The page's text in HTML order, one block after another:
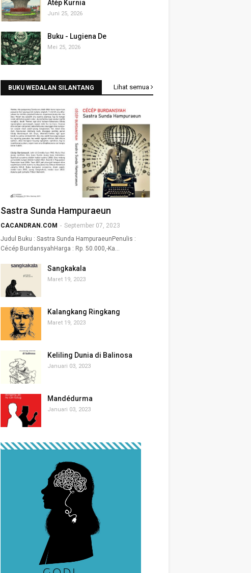
Atép Kurnia
Juni 25, 2026
Buku - Lugiena De
Mei 25, 2026
BUKU WEDALAN SILANTANG Lihat semua
Sastra Sunda Hampuraeun
CACANDRAN.COM - September 07, 2023
Judul Buku : Sastra Sunda HampuraeunPenulis :
Cécép BurdansyahHarga : Rp. 50.000,-Ka…
Sangkakala
Maret 19, 2023
Kalangkang Ringkang
Maret 19, 2023
Keliling Dunia di Balinosa
Januari 03, 2023
Mandédurma
Januari 03, 2023